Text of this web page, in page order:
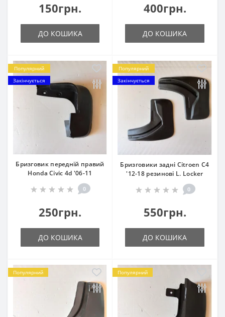
150грн.
ДО КОШИКА
400грн.
ДО КОШИКА
Популярний
Закінчується
Бризговик передній правий
Honda Civic 4d '06-11
0
250грн.
ДО КОШИКА
Популярний
Закінчується
Бризговики задні Citroen C4
'12-18 резинові L. Locker
0
550грн.
ДО КОШИКА
Популярний Популярний